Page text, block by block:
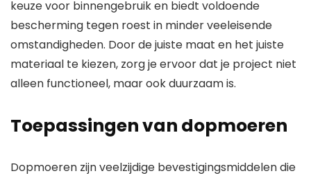
keuze voor binnengebruik en biedt voldoende
bescherming tegen roest in minder veeleisende
omstandigheden. Door de juiste maat en het juiste
materiaal te kiezen, zorg je ervoor dat je project niet
alleen functioneel, maar ook duurzaam is.
Toepassingen van dopmoeren
Dopmoeren zijn veelzijdige bevestigingsmiddelen die